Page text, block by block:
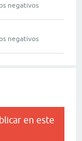
negativos
negativos
en este